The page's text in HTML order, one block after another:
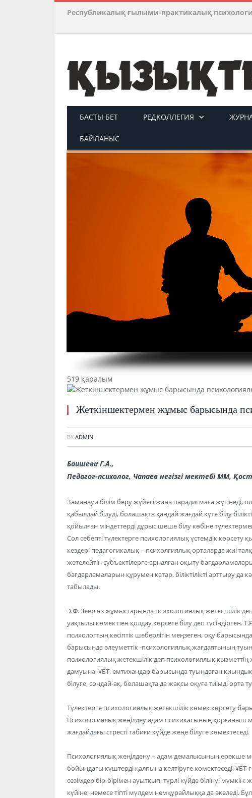
Республикалық ғылыми-практикалық
БАСТЫ БЕТ РЕДКОЛЛЕГИЯ
БАЙЛАНЫС
519 қаралым
Жеткіншектермен жұмыс барысында
BY ADMIN
Баишева Г.А.,
Педагог-психолог, Чапаев негізгі мектебі ММ,
Заманауи білім беру жүйесі жаңа парадигмаға жүгінеді,
қабылдай білуді, болашақта қандай жағдай күте білу
қойылған міндеттерді дұрыс шеше білу көбіне
Сол себепті түлектерге психологиялық үстемдік көрсету
кездері педагогикалық – психолгиялық орталарда жиі
жетелейтін субъектілерге арналған оқыту
бағдарламаларын құрумен қатар, біліктілікті арттыру да
табылады.
Э.Ф. 3еер өз жұмыстарында психологиялық жетекшілік
уақтылы көмек пен қолдау көрсете білу деп түсіндірген.
психологтың кәсіптік шеберлігін меңзеген, оқу
барысында әлеуметтік -психологиялық жағдаятының
психологиялық жетекшілік деп психологиялық
дамуына, ҰБТ, емтихандар барысында туындаған
білуге, сондай-ақ, болашақта да жақсы оқуға тиімді орта
Түлектерге психологиялық жетекшілік көмек көрсету
Психологиялық жеңілдеу адам психикасының қорғаныш
жағдайдағы стресті табиғи күйде жеңе білуге көмектеседі.
Психологиялық жеңілдену – адам демалысының ерекше
бойындағы күштерді қалпына келтіруге көмектеседі.
сезімдер бір-бірімен ауытқып, түрлі күйде білінуі
күйіне, немесе тіпті мүлдем немқұрайлыққа да әкеледі.